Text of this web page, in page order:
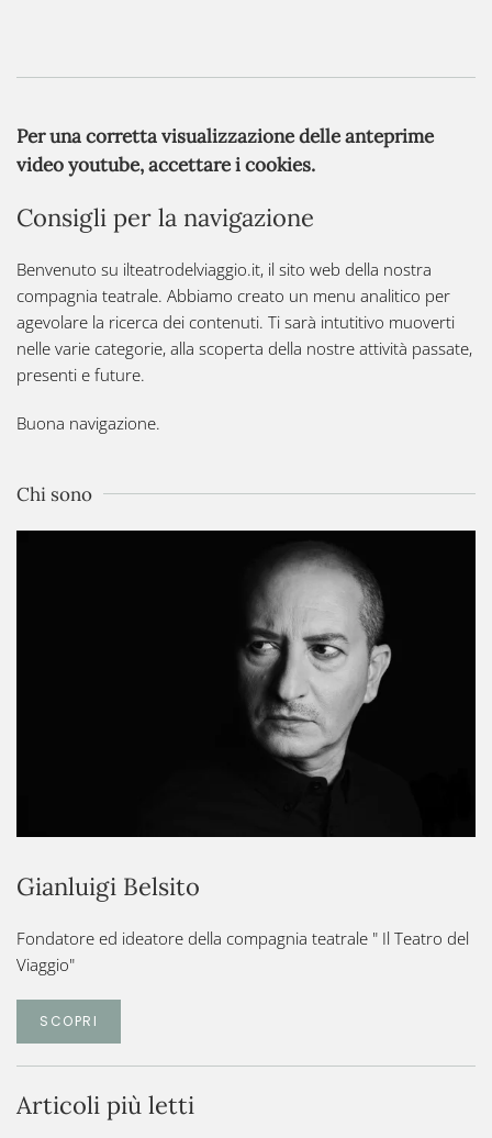
Per una corretta visualizzazione delle anteprime
video youtube, accettare i cookies.
Consigli per la navigazione
Benvenuto su ilteatrodelviaggio.it, il sito web della nostra
compagnia teatrale. Abbiamo creato un menu analitico per
agevolare la ricerca dei contenuti. Ti sarà intutitivo muoverti
nelle varie categorie, alla scoperta della nostre attività passate,
presenti e future.
Buona navigazione.
Chi sono
Gianluigi Belsito
Fondatore ed ideatore della compagnia teatrale " Il Teatro del
Viaggio"
SCOPRI
Articoli più letti